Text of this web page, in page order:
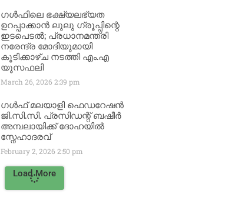
ഗൾഫിലെ ഭക്ഷ്യലഭ്യത
ഉറപ്പാക്കാൻ ലുലു ഗ്രൂപ്പിന്റെ
ഇടപെടൽ; പ്രധാനമന്ത്രി
നരേന്ദ്ര മോദിയുമായി
കൂടിക്കാഴ്ച നടത്തി എം.എ
യൂസഫലി
March 26, 2026 2:39 pm
ഗൾഫ് മലയാളി ഫെഡറേഷൻ
ജി.സി.സി. പ്രസിഡന്റ് ബഷീർ
അമ്പലായിക്ക് ദോഹയിൽ
സ്നേഹാദരവ്
February 2, 2026 2:50 pm
Load More